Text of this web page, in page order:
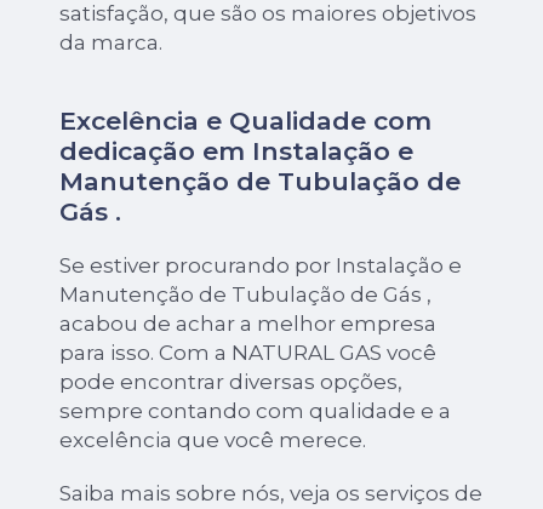
satisfação, que são os maiores objetivos
da marca.
Excelência e Qualidade com
dedicação em Instalação e
Manutenção de Tubulação de
Gás .
Se estiver procurando por Instalação e
Manutenção de Tubulação de Gás ,
acabou de achar a melhor empresa
para isso. Com a NATURAL GAS você
pode encontrar diversas opções,
sempre contando com qualidade e a
excelência que você merece.
Saiba mais sobre nós, veja os serviços de